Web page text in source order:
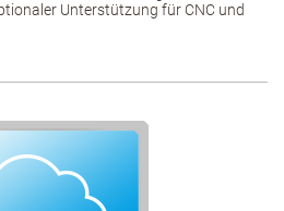
Unterstützung für CNC und